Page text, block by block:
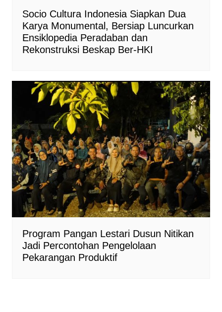
Socio Cultura Indonesia Siapkan Dua
Karya Monumental, Bersiap Luncurkan
Ensiklopedia Peradaban dan
Rekonstruksi Beskap Ber-HKI
Program Pangan Lestari Dusun Nitikan
Jadi Percontohan Pengelolaan
Pekarangan Produktif